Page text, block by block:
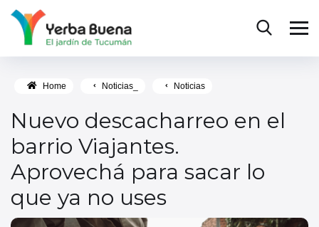
Home Noticias_ Noticias
Nuevo descacharreo en el
barrio Viajantes.
Aprovechá para sacar lo
que ya no uses